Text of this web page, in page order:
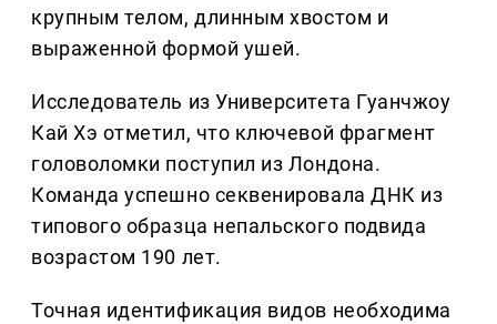
крупным телом, длинным хвостом и
выраженной формой ушей.
Исследователь из Университета Гуанчжоу
Кай Хэ отметил, что ключевой фрагмент
головоломки поступил из Лондона.
Команда успешно секвенировала ДНК из
типового образца непальского подвида
возрастом 190 лет.
Точная идентификация видов необходима